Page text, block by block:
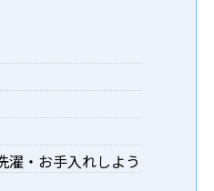
濯・お手入れしよう